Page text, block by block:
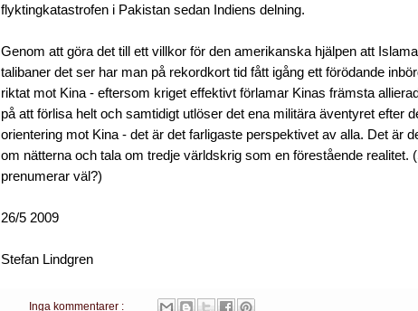
flyktingkatastrofen i Pakistan sedan Indiens delning.
Genom att göra det till ett villkor för den amerikanska hjälpen att
talibaner det ser har man på rekordkort tid fått igång ett förödande
riktat mot Kina - eftersom kriget effektivt förlamar Kinas främsta
på att förlisa helt och samtidigt utlöser det ena militära äventyret efter
orientering mot Kina - det är det farligaste perspektivet av alla. Det är
om nätterna och tala om tredje världskrig som en förestående
prenumerar väl?)
26/5 2009
Stefan Lindgren
Inga kommentarer :